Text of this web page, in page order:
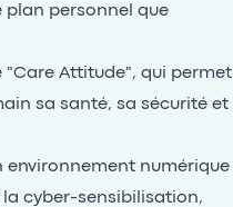
plan personnel que
"Care Attitude", qui permet
sa santé, sa sécurité et
environnement numérique
cyber-sensibilisation,